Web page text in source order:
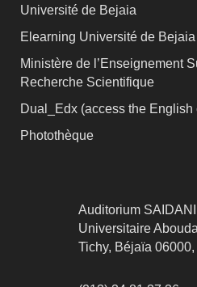
Université de Bejaia
Elearning Université de Bejaia
Ministère de l’Enseignement
Recherche Scientifique
Dual_Edx (access the English
Photothèque
Auditorium
Universitaire
Tichy, Béjaïa